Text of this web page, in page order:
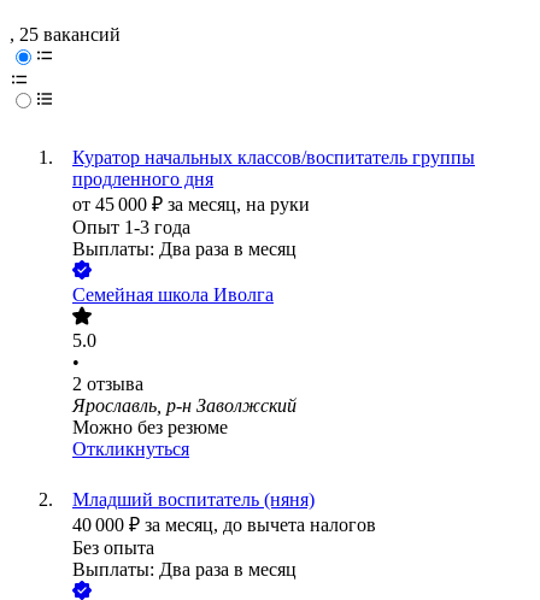
, 25 вакансий
Куратор начальных классов/воспитатель группы
продленного дня
от 45 000 ₽ за месяц, на руки
Опыт 1-3 года
Выплаты: Два раза в месяц
Семейная школа Иволга
5.0
•
2 отзыва
Ярославль, р-н Заволжский
Можно без резюме
Откликнуться
Младший воспитатель (няня)
40 000 ₽ за месяц, до вычета налогов
Без опыта
Выплаты: Два раза в месяц